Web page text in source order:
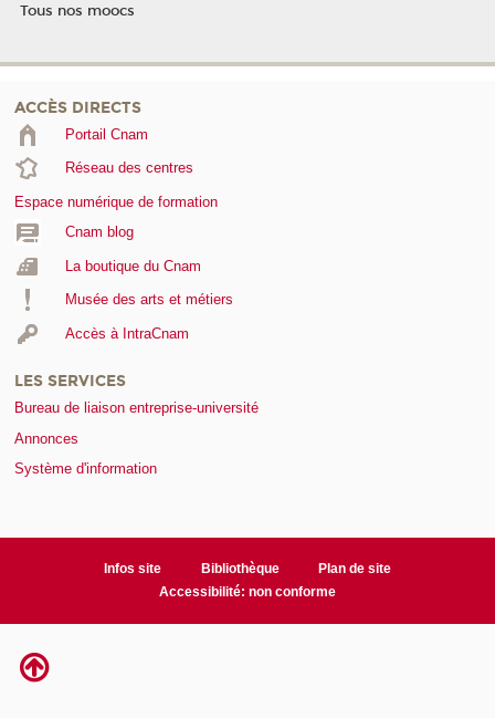
Tous nos moocs
ACCÈS DIRECTS
Portail Cnam
Réseau des centres
Espace numérique de formation
Cnam blog
La boutique du Cnam
Musée des arts et métiers
Accès à IntraCnam
LES SERVICES
Bureau de liaison entreprise-université
Annonces
Système d'information
Infos site Bibliothèque
Plan de site
Accessibilité: non conforme